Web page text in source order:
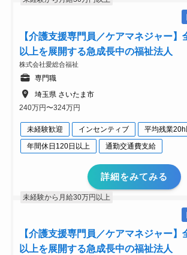
【介護支援専門員／ケアマネジャー】
以上を展開する急成長中の福祉法人
株式会社愛総合福祉
専門職
埼玉県 さいたま市
240万円〜324万円
未経験歓迎 インセンティブ
平均残業
年間休日120日以上
通勤交通費支給
詳細をみてみる
未経験から月給30万円以上
【介護支援専門員／ケアマネジャー】
以上を展開する急成長中の福祉法人